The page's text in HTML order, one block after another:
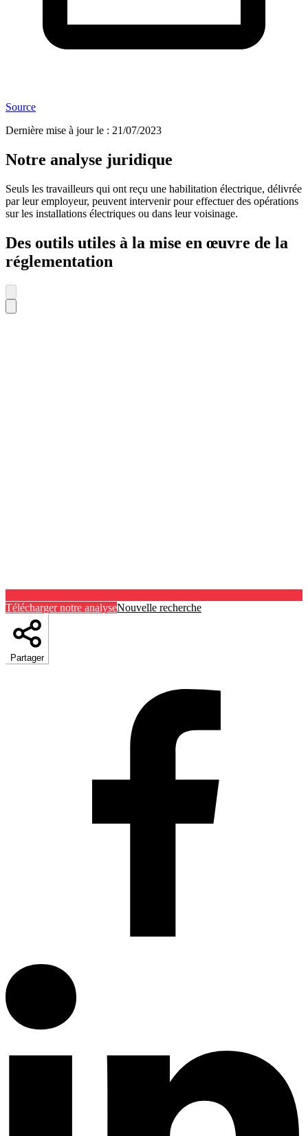
Source
Dernière mise à jour le : 21/07/2023
Notre analyse juridique
Seuls les travailleurs qui ont reçu une habilitation électrique, délivrée
par leur employeur, peuvent intervenir pour effectuer des opérations
sur les installations électriques ou dans leur voisinage.
Des outils utiles à la mise en œuvre de la
réglementation
Télécharger notre analyseNouvelle recherche
Partager